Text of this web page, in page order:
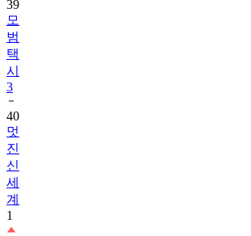
39
모
범
택
시
3
40
멋
진
신
세
계
1